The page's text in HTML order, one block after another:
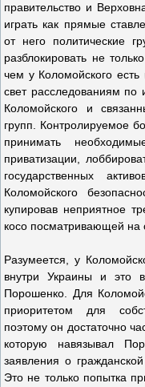
правительство и
играть как прямые
от него политические
разблокировать не
чем у Коломойского
свет расследованиям
Коломойского и
групп. Контролируемое
принимать
приватизации,
государственных
Коломойского
купировав неприятное
косо посматривающей на
Разумеется, у
внутри Украины и это
Порошенко. Для
приоритетом для
поэтому он достаточно
которую навязывал
заявления о
Это не только попытка